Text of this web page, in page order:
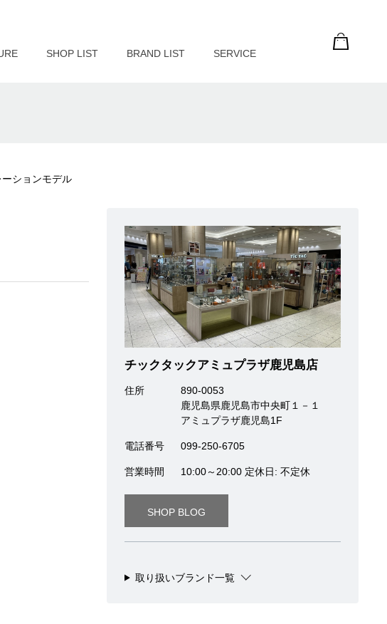
SHOP LIST BRAND LIST SERVICE
ーションモデル
チックタックアミュプラザ鹿児島店
住所
890-0053
鹿児島県鹿児島市中央町１－１
アミュプラザ鹿児島1F
電話番号 099-250-6705
営業時間 10:00～20:00 定休日: 不定休
SHOP BLOG
取り扱いブランド一覧